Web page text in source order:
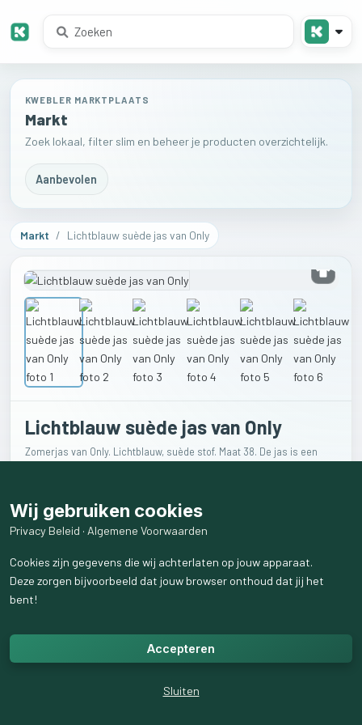
KWEBLER MARKTPLAATS
Markt
Zoek lokaal, filter slim en beheer je producten overzichtelijk.
Aanbevolen
Markt / Lichtblauw suède jas van Only
Lichtblauw suède jas van Only
Zomerjas van Only. Lichtblauw, suède stof. Maat 38. De jas is een
€8
Verkoper
Wij gebruiken cookies
Privacy Beleid · Algemene Voorwaarden
Cookies zijn gegevens die wij achterlaten op jouw apparaat.
Deze zorgen bijvoorbeeld dat jouw browser onthoud dat jij het
bent!
Accepteren
Sluiten